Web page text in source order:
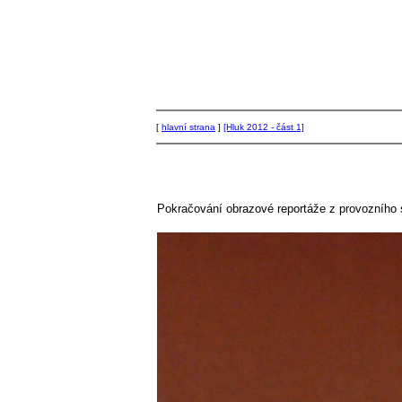
[ hlavní strana ] [Hluk 2012 - část 1]
Pokračování obrazové reportáže z